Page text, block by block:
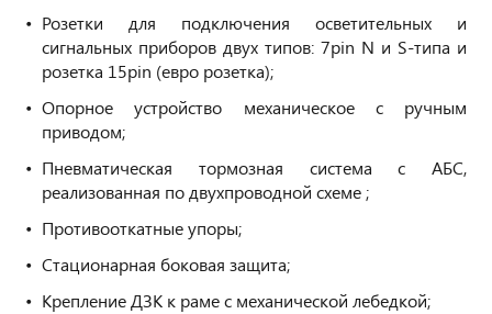
Розетки для подключения осветительных и
сигнальных приборов двух типов: 7pin N и S-типа и
розетка 15pin (евро розетка);
Опорное устройство механическое с ручным
приводом;
Пневматическая тормозная
система с АБС,
реализованная по двухпроводной схеме ;
Противооткатные упоры;
Стационарная боковая защита;
Крепление ДЗК к раме с механической лебедкой;